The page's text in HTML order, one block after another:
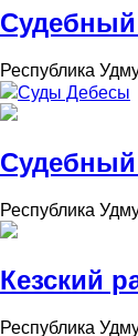
Судебный
Республика
Суды Дебесы
Судебный
Республика
Кезский
Республика